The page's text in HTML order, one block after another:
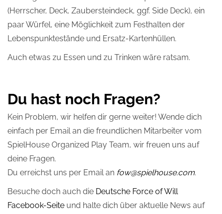
(Herrscher, Deck, Zaubersteindeck, ggf. Side Deck), ein
paar Würfel, eine Möglichkeit zum Festhalten der
Lebenspunktestände und Ersatz-Kartenhüllen.
Auch etwas zu Essen und zu Trinken wäre ratsam.
Du hast noch Fragen?
Kein Problem, wir helfen dir gerne weiter! Wende dich
einfach per Email an die freundlichen Mitarbeiter vom
SpielHouse Organized Play Team, wir freuen uns auf
deine Fragen.
Du erreichst uns per Email an fow@spielhouse.com.
Besuche doch auch die Deutsche Force of Will
Facebook-Seite und halte dich über aktuelle News auf